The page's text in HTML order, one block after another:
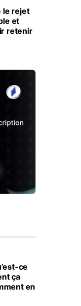
le rejet
et
retenir
ce
ça
en